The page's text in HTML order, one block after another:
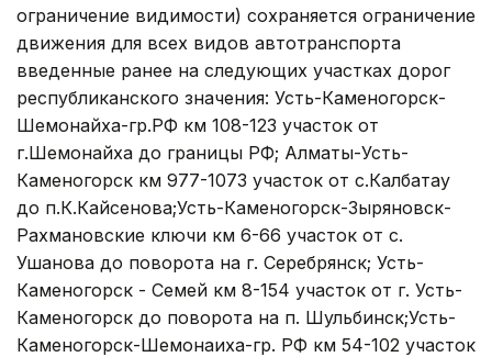
ограничение видимости) сохраняется ограничение
движения для всех видов автотранспорта
введенные ранее на следующих участках дорог
республиканского значения: Усть-Каменогорск-
Шемонайха-гр.РФ км 108-123 участок от
г.Шемонайха до границы РФ; Алматы-Усть-
Каменогорск км 977-1073 участок от с.Калбатау
до п.К.Кайсенова;Усть-Каменогорск-Зыряновск-
Рахмановские ключи км 6-66 участок от с.
Ушанова до поворота на г. Серебрянск; Усть-
Каменогорск - Семей км 8-154 участок от г. Усть-
Каменогорск до поворота на п. Шульбинск;Усть-
Каменогорск-Шемонаиха-гр. РФ км 54-102 участок